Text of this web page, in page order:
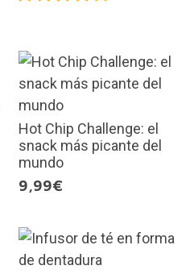
Hot Chip Challenge: el
snack más picante del
mundo
9,99€